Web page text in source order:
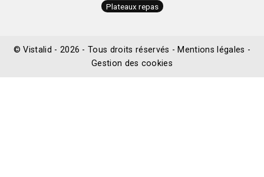
Plateaux repas
©Vistalid - 2026 - Tous droits réservés - Mentions légales -
Gestion des cookies